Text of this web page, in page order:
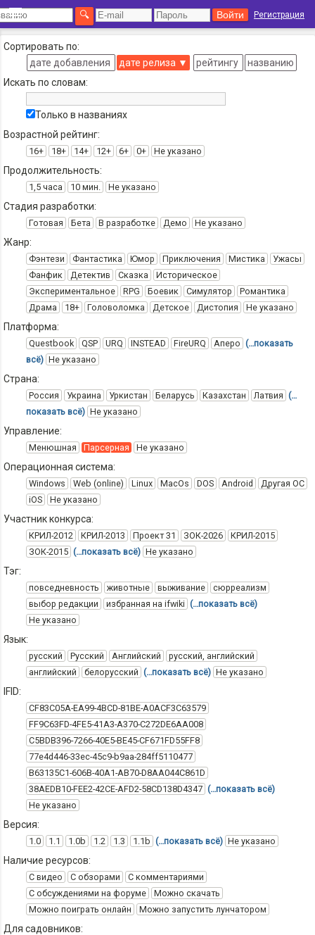
Регистрация
Сортировать по:
дате добавления
дате релиза ▼ рейтингу
названию
Искать по словам:
Только в названиях
Возрастной рейтинг:
16+ 18+ 14+ 12+ 6+ 0+ Не указано
Продолжительность:
1,5 часа 10 мин. Не указано
Стадия разработки:
Готовая Бета В разработке Демо Не указано
Жанр:
Фэнтези Фантастика Юмор Приключения Мистика
Ужасы
Фанфик
Детектив Сказка
Историческое
Экспериментальное
RPG Боевик Симулятор
Романтика
Драма
18+ Головоломка Детское Дистопия Не указано
Платформа:
Questbook QSP URQ INSTEAD FireURQ Аперо (…показать
всё) Не указано
Страна:
Россия Украина Уркистан Беларусь Казахстан Латвия (…
показать всё) Не указано
Управление:
Менюшная Парсерная Не указано
Операционная система:
Windows Web (online) Linux MacOs DOS Android
Другая ОС
iOS
Не указано
Участник конкурса:
КРИЛ-2012 КРИЛ-2013 Проект 31 ЗОК-2026
КРИЛ-2015
ЗОК-2015 (…показать всё) Не указано
Тэг:
повседневность животные выживание
сюрреализм
выбор редакции
избранная на ifwiki (…показать всё)
Не указано
Язык:
русский Русский Английский
русский, английский
английский
белорусский (…показать всё) Не указано
IFID:
CF83C05A-EA99-4BCD-81BE-A0ACF3C63579
FF9C63FD-4FE5-41A3-A370-C272DE6AA008
C5BDB396-7266-40E5-BE45-CF671FD55FF8
77e4d446-33ec-45c9-b9aa-284ff5110477
B63135C1-606B-40A1-AB70-D8AA044C861D
38AEDB10-FEE2-42CE-AFD2-58CD138D4347 (…показать всё)
Не указано
Версия:
1.0 1.1 1.0b 1.2 1.3 1.1b (…показать всё) Не указано
Наличие ресурсов:
С видео С обзорами
С комментариями
С обсуждениями на форуме
Можно скачать
Можно поиграть онлайн
Можно запустить лунчатором
Для садовников: